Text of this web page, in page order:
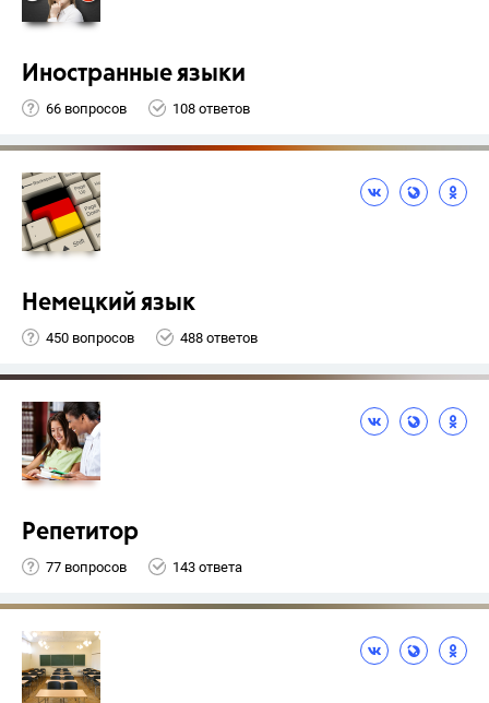
Иностранные языки
66 вопросов 108 ответов
Немецкий язык
450 вопросов 488 ответов
Репетитор
77 вопросов 143 ответа